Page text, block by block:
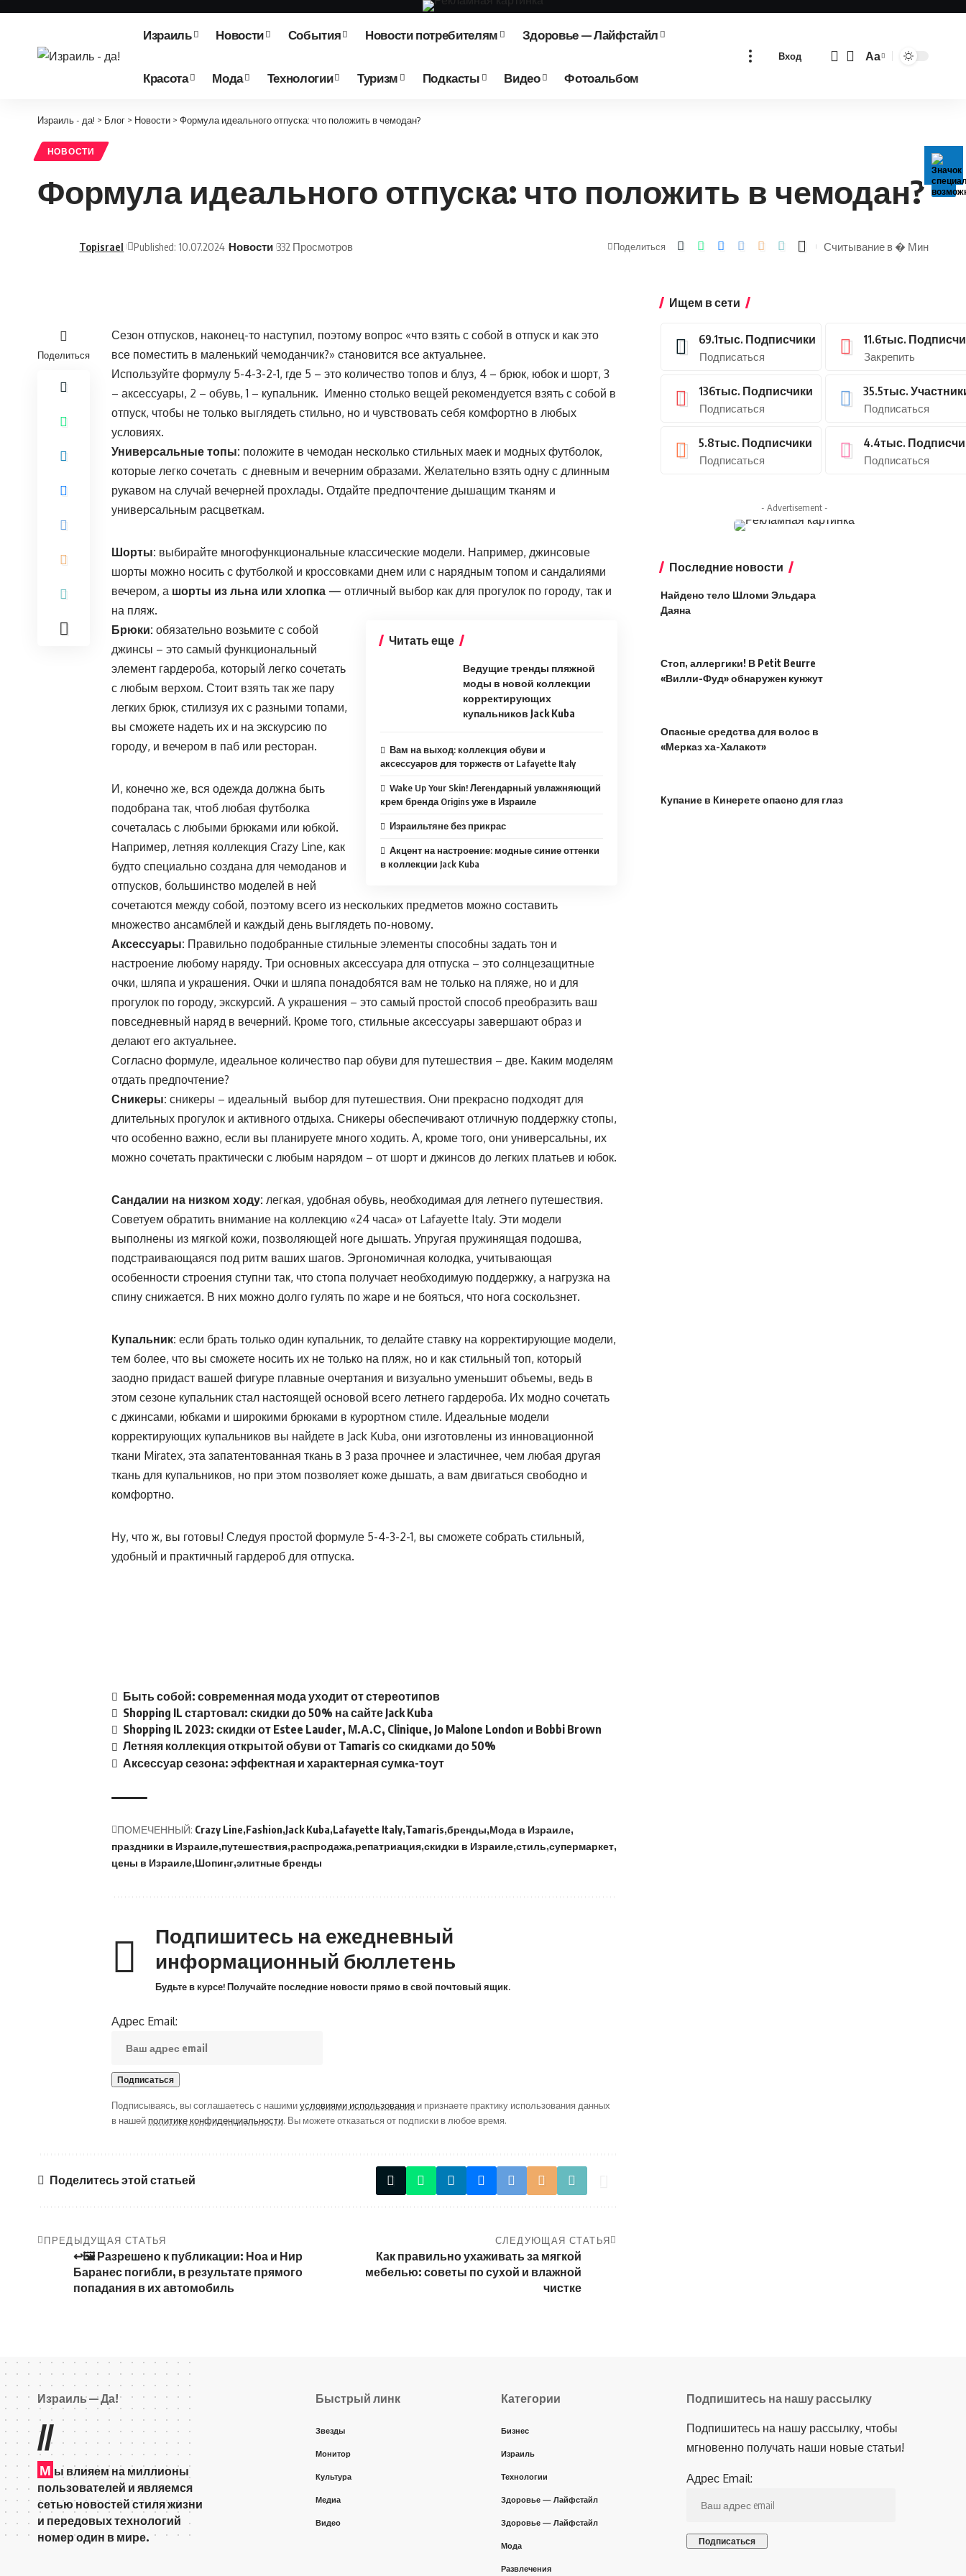
Израиль Новости События Новости потребителям Здоровье — Лайфстайл
Красота Мода Технологии Туризм Подкасты Видео Фотоальбом
Вход
Изменение
Аа
Израиль - да! > Блог > Новости > Формула идеального отпуска: что положить в чемодан?
НОВОСТИ
Формула идеального отпуска: что положить в чемодан?
Topisrael Published: 10.07.2024 Новости 332 Просмотров Поделиться Считывание в � Мин
Поделиться
Сезон отпусков, наконец-то наступил, поэтому вопрос «что взять с собой в отпуск и как это
все поместить в маленький чемоданчик?» становится все актуальнее.
Используйте формулу 5-4-3-2-1, где 5 – это количество топов и блуз, 4 – брюк, юбок и шорт, 3
– аксессуары, 2 – обувь, 1 – купальник. Именно столько вещей рекомендуется взять с собой в
отпуск, чтобы не только выглядеть стильно, но и чувствовать себя комфортно в любых
условиях.
Универсальные топы: положите в чемодан несколько стильных маек и модных футболок,
которые легко сочетать с дневным и вечерним образами. Желательно взять одну с длинным
рукавом на случай вечерней прохлады. Отдайте предпочтение дышащим тканям и
универсальным расцветкам.
Шорты: выбирайте многофункциональные классические модели. Например, джинсовые
шорты можно носить с футболкой и кроссовками днем или с нарядным топом и сандалиями
вечером, а шорты из льна или хлопка — отличный выбор как для прогулок по городу, так и
на пляж.
Читать еще
Ведущие тренды пляжной
моды в новой коллекции
корректирующих
купальников Jack Kuba
Вам на выход: коллекция обуви и
аксессуаров для торжеств от Lafayette Italy
Wake Up Your Skin! Легендарный увлажняющий
крем бренда Origins уже в Израиле
Израильтяне без прикрас
Акцент на настроение: модные синие оттенки
в коллекции Jack Kuba
Брюки: обязательно возьмите с собой
джинсы – это самый функциональный
элемент гардероба, который легко сочетать
с любым верхом. Стоит взять так же пару
легких брюк, стилизуя их с разными топами,
вы сможете надеть их и на экскурсию по
городу, и вечером в паб или ресторан.
И, конечно же, вся одежда должна быть
подобрана так, чтоб любая футболка
сочеталась с любыми брюками или юбкой.
Например, летняя коллекция Crazy Line, как
будто специально создана для чемоданов и
отпусков, большинство моделей в ней
сочетаются между собой, поэтому всего из нескольких предметов можно составить
множество ансамблей и каждый день выглядеть по-новому.
Аксессуары: Правильно подобранные стильные элементы способны задать тон и
настроение любому наряду. Три основных аксессуара для отпуска – это солнцезащитные
очки, шляпа и украшения. Очки и шляпа понадобятся вам не только на пляже, но и для
прогулок по городу, экскурсий. А украшения – это самый простой способ преобразить ваш
повседневный наряд в вечерний. Кроме того, стильные аксессуары завершают образ и
делают его актуальнее.
Согласно формуле, идеальное количество пар обуви для путешествия – две. Каким моделям
отдать предпочтение?
Сникеры: сникеры – идеальный выбор для путешествия. Они прекрасно подходят для
длительных прогулок и активного отдыха. Сникеры обеспечивают отличную поддержку стопы,
что особенно важно, если вы планируете много ходить. А, кроме того, они универсальны, их
можно сочетать практически с любым нарядом – от шорт и джинсов до легких платьев и юбок.
Сандалии на низком ходу: легкая, удобная обувь, необходимая для летнего путешествия.
Советуем обратить внимание на коллекцию «24 часа» от Lafayette Italy. Эти модели
выполнены из мягкой кожи, позволяющей ноге дышать. Упругая пружинящая подошва,
подстраивающаяся под ритм ваших шагов. Эргономичная колодка, учитывающая
особенности строения ступни так, что стопа получает необходимую поддержку, а нагрузка на
спину снижается. В них можно долго гулять по жаре и не бояться, что нога соскользнет.
Купальник: если брать только один купальник, то делайте ставку на корректирующие модели,
тем более, что вы сможете носить их не только на пляж, но и как стильный топ, который
заодно придаст вашей фигуре плавные очертания и визуально уменьшит объемы, ведь в
этом сезоне купальник стал настоящей основой всего летнего гардероба. Их модно сочетать
с джинсами, юбками и широкими брюками в курортном стиле. Идеальные модели
корректирующих купальников вы найдете в Jack Kuba, они изготовлены из инновационной
ткани Miratex, эта запатентованная ткань ​​в 3 раза прочнее и эластичнее, чем любая другая
ткань для купальников, но при этом позволяет коже дышать, а вам двигаться свободно и
комфортно.
Ну, что ж, вы готовы! Следуя простой формуле 5-4-3-2-1, вы сможете собрать стильный,
удобный и практичный гардероб для отпуска.
Быть собой: современная мода уходит от стереотипов
Shopping IL стартовал: скидки до 50% на сайте Jack Kuba
Shopping IL 2023: скидки от Estee Lauder, М.А.С, Clinique, Jo Malone London и Bobbi Brown
Летняя коллекция открытой обуви от Tamaris со скидками до 50%
Аксессуар сезона: эффектная и характерная сумка-тоут
ПОМЕЧЕННЫЙ: Crazy Line Fashion Jack Kuba Lafayette Italy Tamaris бренды Мода в Израиле
праздники в Израиле путешествия распродажа репатриация скидки в Израиле стиль супермаркет
цены в Израиле Шопинг элитные бренды
Подпишитесь на ежедневный
информационный бюллетень
Будьте в курсе! Получайте последние новости прямо в свой почтовый ящик.
Адрес Email:
Подписываясь, вы соглашаетесь с нашимиусловиями использования и признаете практику использования данных
в нашей политике конфиденциальности. Вы можете отказаться от подписки в любое время.
Поделитесь этой статьей
ПРЕДЫДУЩАЯ СТАТЬЯ
↩️🖼 Разрешено к публикации: Ноа и Нир
Баранес погибли, в результате прямого
попадания в их автомобиль
СЛЕДУЮЩАЯ СТАТЬЯ
Как правильно ухаживать за мягкой
мебелью: советы по сухой и влажной
чистке
Ищем в сети
69.1тыс. Подписчики
Подписаться
11.6тыс.
Закрепить
136тыс. Подписчики
Подписаться
35.5тыс.
Подписаться
5.8тыс. Подписчики
Подписаться
4.4тыс.
Подписаться
- Advertisement -
Последние новости
Найдено тело Шломи Эльдара
Даяна
Стоп, аллергики! В Petit Beurre
«Вилли-Фуд» обнаружен кунжут
Опасные средства для волос в
«Мерказ ха-Халакот»
Купание в Кинерете опасно для глаз
Израиль — Да!
//
М ы влияем на миллионы
пользователей и являемся
сетью новостей стиля жизни
и передовых технологий
номер один в мире.
Быстрый линк
Звезды
Монитор
Культура
Медиа
Видео
Категории
Бизнес
Израиль
Технологии
Здоровье — Лайфстайл
Здоровье — Лайфстайл
Мода
Развлечения
Подпишитесь на нашу рассылку
Подпишитесь на нашу рассылку, чтобы
мгновенно получать наши новые статьи!
Адрес Email: